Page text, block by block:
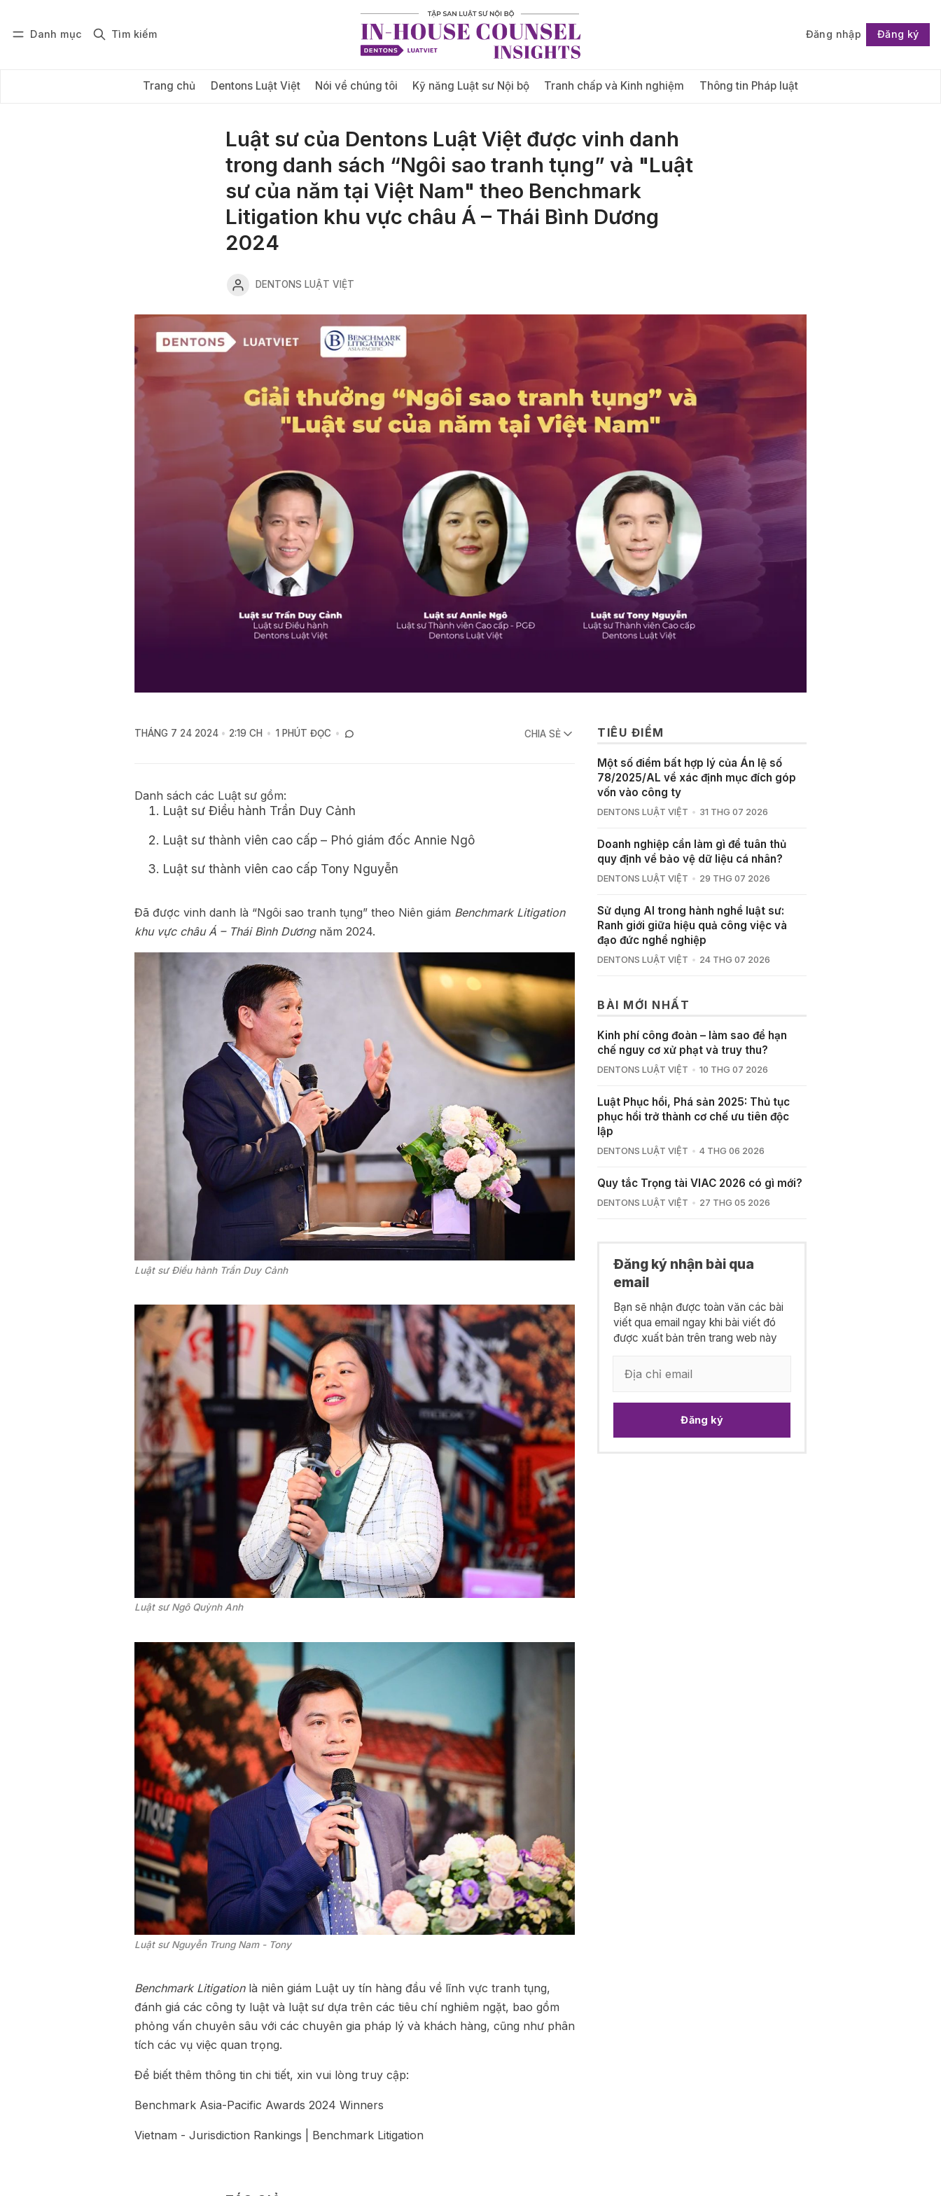
Danh mục Tìm kiếm Đăng nhập Đăng ký
Trang chủ Dentons Luật Việt Nói về chúng tôi Kỹ năng Luật sư Nội bộ Tranh chấp và Kinh nghiệm Thông tin Pháp luật
Đăng nhập Đăng ký Follow
Luật sư của Dentons Luật Việt được vinh danh
trong danh sách “Ngôi sao tranh tụng” và "Luật
sư của năm tại Việt Nam" theo Benchmark
Litigation khu vực châu Á – Thái Bình Dương
2024
DENTONS LUẬT VIỆT
THÁNG 7 24 2024 2:19 CH 1 PHÚT ĐỌC CHIA SẺ
Danh sách các Luật sư gồm:
Luật sư Điều hành Trần Duy Cảnh
Luật sư thành viên cao cấp – Phó giám đốc Annie Ngô
Luật sư thành viên cao cấp Tony Nguyễn
Đã được vinh danh là “Ngôi sao tranh tụng” theo Niên giám Benchmark Litigation
khu vực châu Á – Thái Bình Dươngnăm 2024.
Luật sư Điều hành Trần Duy Cảnh
Luật sư Ngô Quỳnh Anh
Luật sư Nguyễn Trung Nam - Tony
Benchmark Litigation là niên giám Luật uy tín hàng đầu về lĩnh vực tranh tụng,
đánh giá các công ty luật và luật sư dựa trên các tiêu chí nghiêm ngặt, bao gồm
phỏng vấn chuyên sâu với các chuyên gia pháp lý và khách hàng, cũng như phân
tích các vụ việc quan trọng.
Để biết thêm thông tin chi tiết, xin vui lòng truy cập:
Benchmark Asia-Pacific Awards 2024 Winners
Vietnam - Jurisdiction Rankings | Benchmark Litigation
TIÊU ĐIỂM
Một số điểm bất hợp lý của Án lệ số
78/2025/AL về xác định mục đích góp
vốn vào công ty
DENTONS LUẬT VIỆT 31 THG 07 2026
Doanh nghiệp cần làm gì để tuân thủ
quy định về bảo vệ dữ liệu cá nhân?
DENTONS LUẬT VIỆT 29 THG 07 2026
Sử dụng AI trong hành nghề luật sư:
Ranh giới giữa hiệu quả công việc và
đạo đức nghề nghiệp
DENTONS LUẬT VIỆT 24 THG 07 2026
BÀI MỚI NHẤT
Kinh phí công đoàn – làm sao để hạn
chế nguy cơ xử phạt và truy thu?
DENTONS LUẬT VIỆT 10 THG 07 2026
Luật Phục hồi, Phá sản 2025: Thủ tục
phục hồi trở thành cơ chế ưu tiên độc
lập
DENTONS LUẬT VIỆT 4 THG 06 2026
Quy tắc Trọng tài VIAC 2026 có gì mới?
DENTONS LUẬT VIỆT 27 THG 05 2026
Đăng ký nhận bài qua
email
Bạn sẽ nhận được toàn văn các bài
viết qua email ngay khi bài viết đó
được xuất bản trên trang web này
Đăng ký